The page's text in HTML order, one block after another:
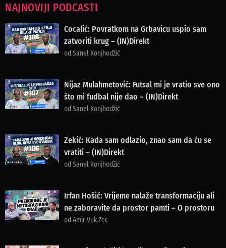
NAJNOVIJI PODCASTI
Cocalić: Povratkom na Grbavicu uspio sam
zatvoriti krug – (IN)Direkt
od Sanel Konjhodžić
Nijaz Mulahmetović: Futsal mi je vratio sve ono
što mi fudbal nije dao – (IN)Direkt
od Sanel Konjhodžić
Zekić: Kada sam odlazio, znao sam da ću se
vratiti – (IN)Direkt
od Sanel Konjhodžić
Irfan Hošić: Vrijeme nalaže transformaciju ali
ne zaboravite da prostor pamti – O prostoru
od Amir Vuk Zec